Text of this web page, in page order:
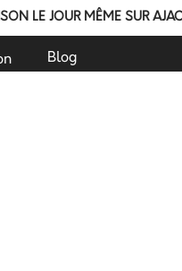
MÊME SUR AJACCIO
Blog